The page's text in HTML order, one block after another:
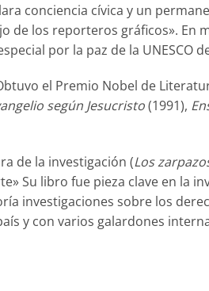
conciencia cívica y un
de los reporteros gráficos». En
por la paz de la UNESCO
el Premio Nobel de
según Jesucristo(1991),
de la investigación (Los
Su libro fue pieza clave en la
investigaciones sobre los
y con varios galardones